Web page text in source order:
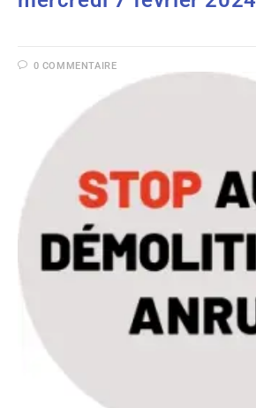
0 COMMENTAIRE